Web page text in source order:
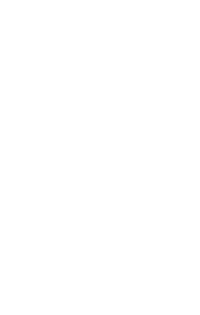
oder Kombinationen von